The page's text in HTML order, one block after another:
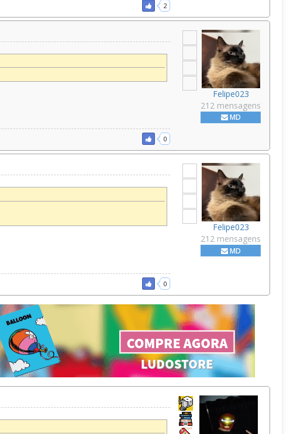
2
Felipe023
212 mensagens
MD
0
Felipe023
212 mensagens
MD
0